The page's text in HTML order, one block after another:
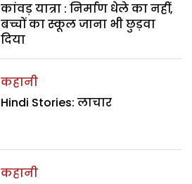
कांवड़ यात्रा : निर्माण धेले का नहीं,
बच्चों का स्कूल जाना भी छुड़वा
दिया
कहानी
Hindi Stories: लाचार
कहानी